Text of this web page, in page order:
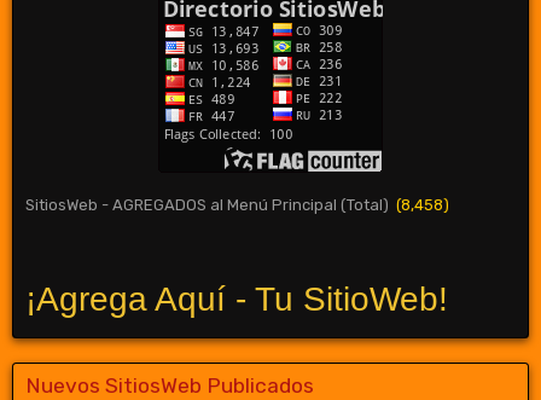
SitiosWeb - AGREGADOS al Menú Principal (Total) (8,458)
¡Agrega Aquí - Tu SitioWeb!
Nuevos SitiosWeb Publicados